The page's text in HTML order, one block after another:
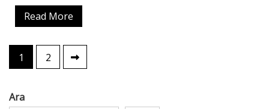
Read More
Yazı
sayfalaması
1 2
Ara